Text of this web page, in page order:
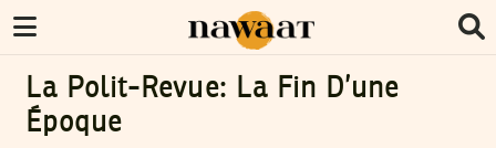
La Polit-Revue: La Fin D’une
Époque